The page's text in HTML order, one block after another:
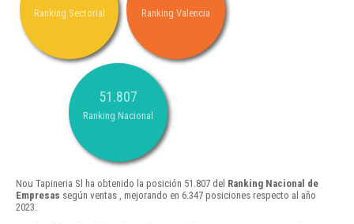
Ranking Sectorial Ranking Valencia
51.807
Ranking Nacional
Nou Tapineria Sl ha obtenido la posición 51.807 del Ranking Nacional de
Empresas según ventas , mejorando en 6.347 posiciones respecto al año
2023.